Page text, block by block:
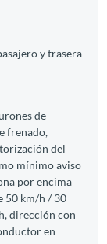
y trasera
de
frenado,
del
mínimo aviso
por encima
50 km/h / 30
dirección con
en